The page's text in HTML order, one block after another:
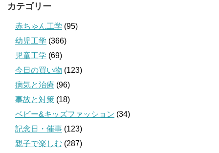
カテゴリー
赤ちゃん工学 (95)
幼児工学 (366)
児童工学 (69)
今日の買い物 (123)
病気と治療 (96)
事故と対策 (18)
ベビー&キッズファッション (34)
記念日・催事 (123)
親子で楽しむ (287)